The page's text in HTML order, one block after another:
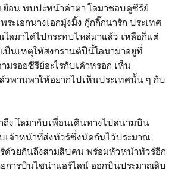
ยือน พบปะหน้าค่าตา โลมาชอบดูซีรีย์
ะเอกนางเอกมุ้งมิ้ง กุ๊กกิ๊กน่ารัก ประเทศ
ลมาได้ไปกระทบไหล่มาแล้ว เหลือก็แต่
ป็นเหตุให้สงกรานต์ปีนี้โลมามาอยู่ที่
มรอยซีรีย์อะไรกับเค้าหรอก เห็น
วพานพาให้อยากไปเห็นประเทศนั้น ๆ กับ
ถึง โลมากับเพื่อนเดินทางไปสนามบิน
จ้าหน้าที่ส่งทัวร์ซึ่งนัดกันไว้ประมาณ
ด้วยกันถึงสามสิบคน พร้อมหัวหน้าทัวร์อีก
การบินไชน่าแอร์ไลน์ ออกบินประมาณสิบ